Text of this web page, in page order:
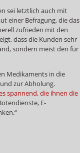
sei letztlich auch mit
einer Befragung, die das
zufrieden mit den
dass die Kunden sehr
sondern meist den für
Medikaments in die
zur Abholung.
spannend, die ihnen die
E-